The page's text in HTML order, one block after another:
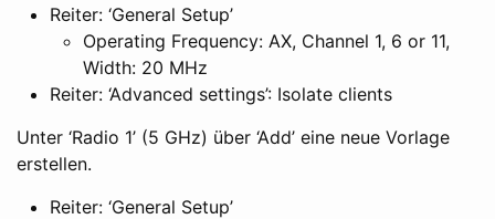
Reiter: ‘General Setup’
Operating Frequency: AX, Channel 1, 6 or 11,
Width: 20 MHz
Reiter: ‘Advanced settings’: Isolate clients
Unter ‘Radio 1’ (5 GHz) über ‘Add’ eine neue Vorlage
erstellen.
Reiter: ‘General Setup’